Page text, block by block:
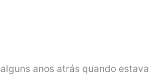
anos atrás quando estava